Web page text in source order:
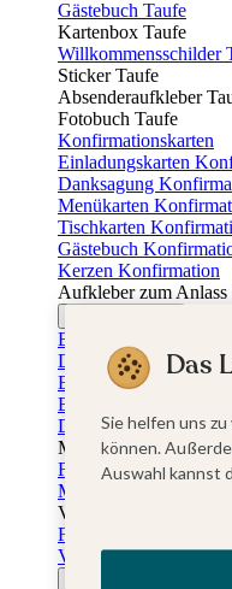
Gästebuch Taufe
Kartenbox Taufe
Willkommensschilder
Sticker Taufe
Absenderaufkleber
Fotobuch Taufe
Konfirmationskarten
Einladungskarten
Danksagung
Menükarten
Tischkarten
Gästebuch
Kerzen Konfirmation
Aufkleber zum
Einladungskarten
Dankeskarten Firmung
Einschulungskarten
Einladungskarten
Danksagung
Muttertag
Fotogeschenke
Muttertagskarten
Vatertag
Fotogeschenke Vatertag
Vatertagskarten
Das
Sie helfen uns
können.
Auswahl kannst